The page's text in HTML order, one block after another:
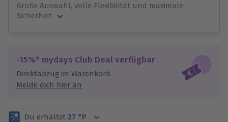
Große Auswahl, volle Flexibilität und maximale
Sicherheit
Jeder Gutschein für alle Erlebnisse einlösbar.
Maximale Sicherheit
3 Jahre gültig & verlängerbar.
-15%* mydays Club Deal verfügbar
Direktabzug im Warenkorb
Melde dich hier an
Du erhältst 27 °P